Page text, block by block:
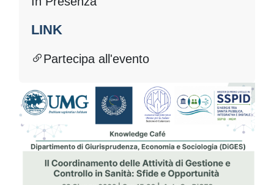
LINK
Partecipa all'evento